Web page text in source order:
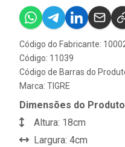
Código do Fabricante:
Código: 11039
Código de Barras do
Marca: TIGRE
Dimensões do Produto
Altura: 18cm
Largura: 4cm